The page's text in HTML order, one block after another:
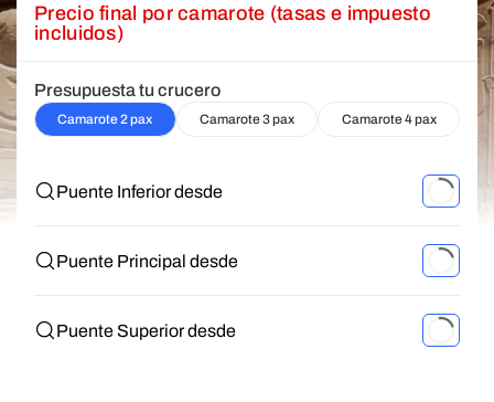
Precio final por camarote (tasas e impuesto
incluidos)
Presupuesta tu crucero
Camarote 2 pax Camarote 3 pax Camarote 4 pax
Puente Inferior desde
Puente Principal desde
Puente Superior desde